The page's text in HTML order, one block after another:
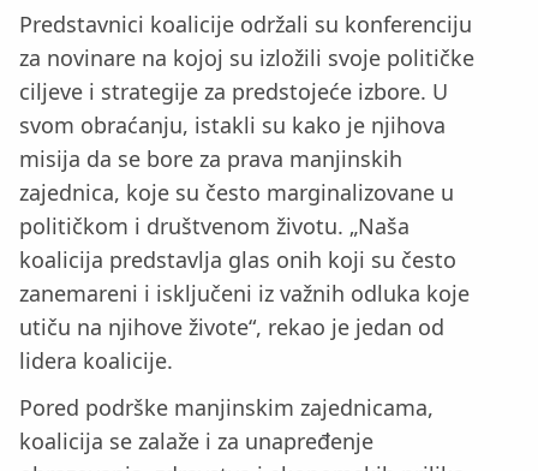
Predstavnici koalicije održali su konferenciju
za novinare na kojoj su izložili svoje političke
ciljeve i strategije za predstojeće izbore. U
svom obraćanju, istakli su kako je njihova
misija da se bore za prava manjinskih
zajednica, koje su često marginalizovane u
političkom i društvenom životu. „Naša
koalicija predstavlja glas onih koji su često
zanemareni i isključeni iz važnih odluka koje
utiču na njihove živote“, rekao je jedan od
lidera koalicije.
Pored podrške manjinskim zajednicama,
koalicija se zalaže i za unapređenje